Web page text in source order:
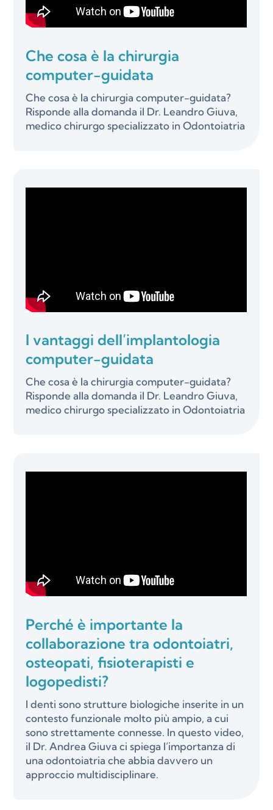
Che cosa è la chirurgia
computer-guidata
Che cosa è la chirurgia computer-guidata?
Risponde alla domanda il Dr. Leandro Giuva,
medico chirurgo specializzato in Odontoiatria
I vantaggi dell’implantologia
computer-guidata
Che cosa è la chirurgia computer-guidata?
Risponde alla domanda il Dr. Leandro Giuva,
medico chirurgo specializzato in Odontoiatria
Perché è importante la
collaborazione tra odontoiatri,
osteopati, fisioterapisti e
logopedisti?
I denti sono strutture biologiche inserite in un
contesto funzionale molto più ampio, a cui
sono strettamente connesse. In questo video,
il Dr. Andrea Giuva ci spiega l’importanza di
una odontoiatria che abbia davvero un
approccio multidisciplinare.